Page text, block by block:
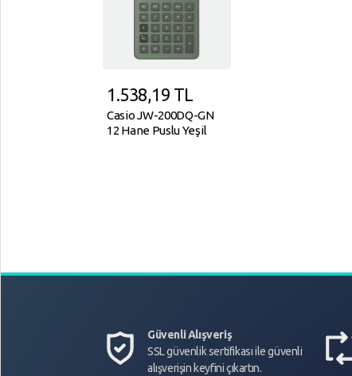
1.538,19 TL
Casio JW-200DQ-GN
12 Hane Puslu Yeşil
Güvenli Alışveriş
SSL güvenlik sertifikası ile güvenli
alışverişin keyfini çıkartın.